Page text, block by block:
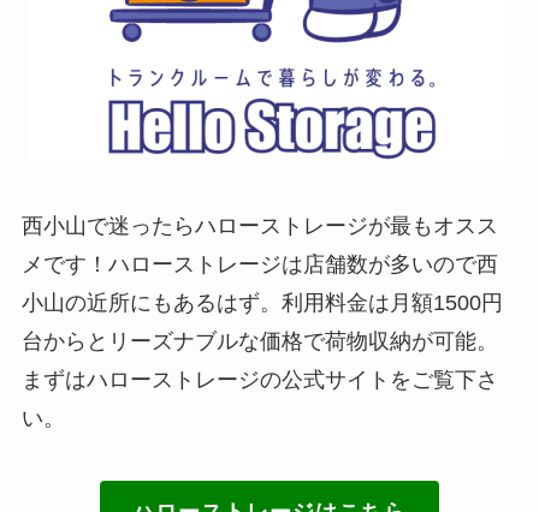
西小山で迷ったらハローストレージが最もオスス
メです！ハローストレージは店舗数が多いので西
小山の近所にもあるはず。利用料金は月額1500円
台からとリーズナブルな価格で荷物収納が可能。
まずはハローストレージの公式サイトをご覧下さ
い。